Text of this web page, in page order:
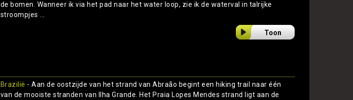
de bomen. Wanneer ik via het pad naar het water loop, zie ik de waterval in talrijke
stroompjes ...
Toon
Brazilië - Aan de oostzijde van het strand van Abraão begint een hiking trail naar één
van de mooiste stranden van Ilha Grande. Het Praia Lopes Mendes strand ligt aan de